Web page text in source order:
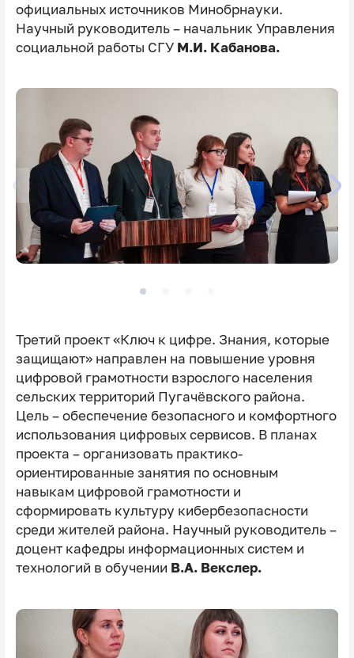
официальных источников Минобрнауки.
Научный руководитель – начальник Управления
социальной работы СГУ М.И. Кабанова.
Третий проект «Ключ к цифре. Знания, которые
защищают» направлен на повышение уровня
цифровой грамотности взрослого населения
сельских территорий Пугачёвского района.
Цель – обеспечение безопасного и комфортного
использования цифровых сервисов. В планах
проекта – организовать практико-
ориентированные занятия по основным
навыкам цифровой грамотности и
сформировать культуру кибербезопасности
среди жителей района. Научный руководитель –
доцент кафедры информационных систем и
технологий в обучении В.А. Векслер.